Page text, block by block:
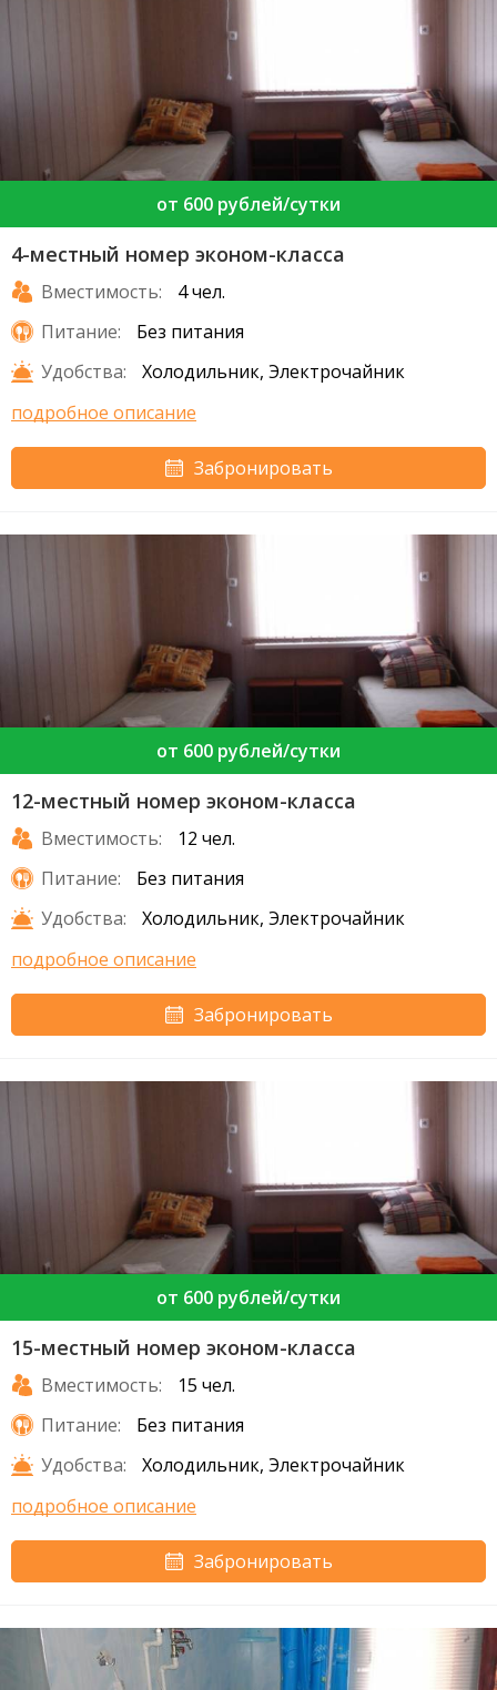
от 600 рублей/сутки
4-местный номер эконом-класса
Вместимость:
4 чел.
Питание:
Без питания
Удобства:
Холодильник, Электрочайник
подробное описание
Забронировать
от 600 рублей/сутки
12-местный номер эконом-класса
Вместимость:
12 чел.
Питание:
Без питания
Удобства:
Холодильник, Электрочайник
подробное описание
Забронировать
от 600 рублей/сутки
15-местный номер эконом-класса
Вместимость:
15 чел.
Питание:
Без питания
Удобства:
Холодильник, Электрочайник
подробное описание
Забронировать